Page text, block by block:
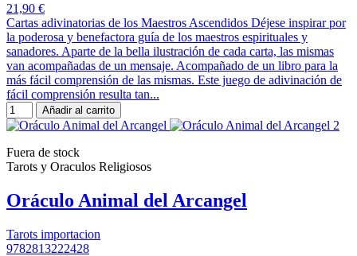
21,90 €
Cartas adivinatorias de los Maestros Ascendidos Déjese inspirar por
la poderosa y benefactora guía de los maestros espirituales y
sanadores. Aparte de la bella ilustración de cada carta, las mismas
van acompañadas de un mensaje. Acompañado de un libro para la
más fácil comprensión de las mismas. Este juego de adivinación de
fácil comprensión resulta tan...
Añadir al carrito
Fuera de stock
Tarots y Oraculos Religiosos
Oráculo Animal del Arcangel
Tarots importacion
9782813222428